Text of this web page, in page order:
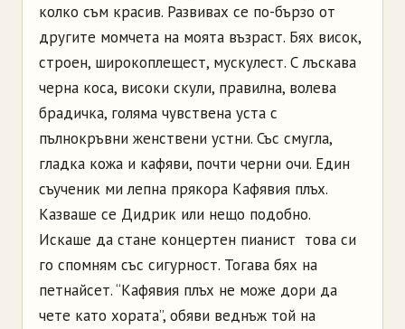
колко съм красив. Развивах се по-бързо от
другите момчета на моята възраст. Бях висок,
строен, широкоплещест, мускулест. С лъскава
черна коса, високи скули, правилна, волева
брадичка, голяма чувствена уста с
пълнокръвни женствени устни. Със смугла,
гладка кожа и кафяви, почти черни очи. Един
съученик ми лепна прякора Кафявия плъх.
Казваше се Дидрик или нещо подобно.
Искаше да стане концертен пианист ­ това си
го спомням със сигурност. Тогава бях на
петнайсет. “Кафявия плъх не може дори да
чете като хората”, обяви веднъж той на